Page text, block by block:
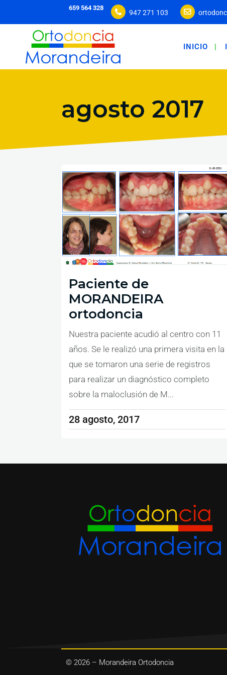
659 564 328
947 271 103
INICIO
agosto 2017
Paciente de
MORANDEIRA
ortodoncia
Nuestra paciente acudió al centro con 11
años. Se le realizó una primera visita en la
que se tomaron una serie de registros
para realizar un diagnóstico completo
sobre la maloclusión de M...
28 agosto, 2017
© 2026 – Morandeira Ortodoncia